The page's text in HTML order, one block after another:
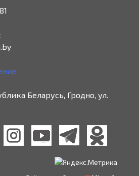
Беларусь, Гродно, ул.